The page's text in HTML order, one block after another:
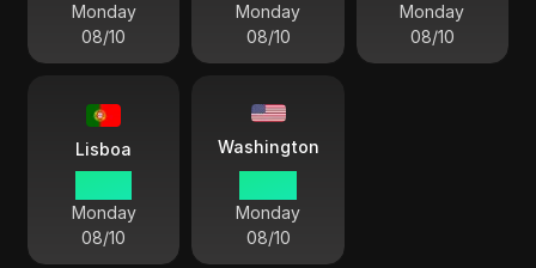
Monday
08/10
Monday
08/10
Monday
08/10
Lisboa
Monday
08/10
Washington
Monday
08/10